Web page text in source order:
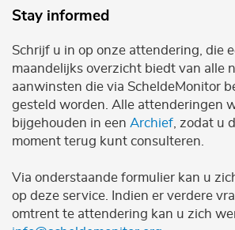
Stay informed
Schrijf u in op onze attendering, die
maandelijks overzicht biedt van alle
aanwinsten die via ScheldeMonitor
gesteld worden. Alle attenderingen
bijgehouden in een Archief , zodat u
moment terug kunt consulteren.
Via onderstaande formulier kan u
op deze service. Indien er verdere
omtrent te attendering kan u zich